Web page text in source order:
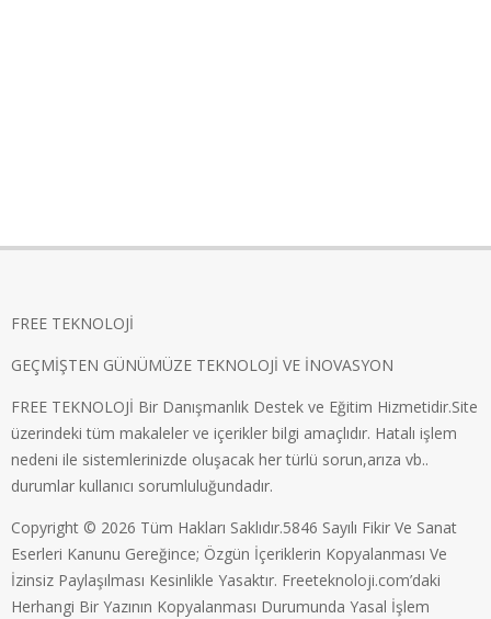
FREE TEKNOLOJİ
GEÇMİŞTEN GÜNÜMÜZE TEKNOLOJİ VE İNOVASYON
FREE TEKNOLOJİ Bir Danışmanlık Destek ve Eğitim Hizmetidir.Site
üzerindeki tüm makaleler ve içerikler bilgi amaçlıdır. Hatalı işlem
nedeni ile sistemlerinizde oluşacak her türlü sorun,arıza vb..
durumlar kullanıcı sorumluluğundadır.
Copyright © 2026 Tüm Hakları Saklıdır.5846 Sayılı Fikir Ve Sanat
Eserleri Kanunu Gereğince; Özgün İçeriklerin Kopyalanması Ve
İzinsiz Paylaşılması Kesinlikle Yasaktır. Freeteknoloji.com’daki
Herhangi Bir Yazının Kopyalanması Durumunda Yasal İşlem